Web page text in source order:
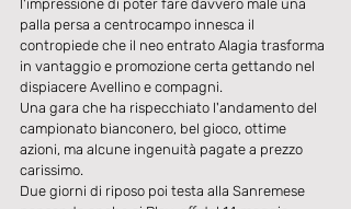
l'impressione di poter fare davvero male una
palla persa a centrocampo innesca il
contropiede che il neo entrato Alagia trasforma
in vantaggio e promozione certa gettando nel
dispiacere Avellino e compagni.
Una gara che ha rispecchiato l'andamento del
campionato bianconero, bel gioco, ottime
azioni, ma alcune ingenuità pagate a prezzo
carissimo.
Due giorni di riposo poi testa alla Sanremese